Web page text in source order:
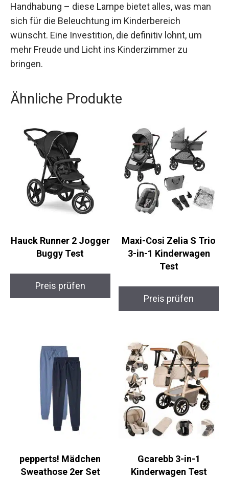
Handhabung – diese Lampe bietet alles, was man
sich für die Beleuchtung im Kinderbereich
wünscht. Eine Investition, die definitiv lohnt, um
mehr Freude und Licht ins Kinderzimmer zu
bringen.
Ähnliche Produkte
Hauck Runner 2 Jogger
Buggy Test
Preis prüfen
Maxi-Cosi Zelia S Trio
3-in-1 Kinderwagen
Test
Preis prüfen
pepperts! Mädchen
Sweathose 2er Set
Gcarebb 3-in-1
Kinderwagen Test